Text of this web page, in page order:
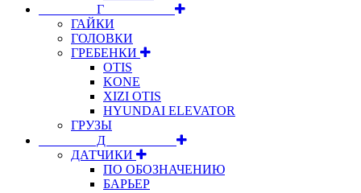
⠀⠀⠀⠀⠀⠀Г⠀⠀⠀⠀⠀⠀⠀
ГАЙКИ
ГОЛОВКИ
ГРЕБЕНКИ
OTIS
KONE
XIZI OTIS
HYUNDAI ELEVATOR
ГРУЗЫ
⠀⠀⠀⠀⠀⠀Д⠀⠀⠀⠀⠀⠀⠀
ДАТЧИКИ
ПО ОБОЗНАЧЕНИЮ
БАРЬЕР